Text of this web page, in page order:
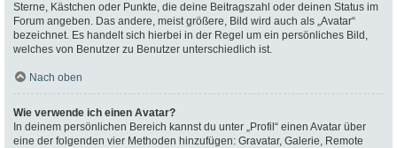
Sterne, Kästchen oder Punkte, die deine Beitragszahl oder deinen Status im
Forum angeben. Das andere, meist größere, Bild wird auch als „Avatar“
bezeichnet. Es handelt sich hierbei in der Regel um ein persönliches Bild,
welches von Benutzer zu Benutzer unterschiedlich ist.
Nach oben
Wie verwende ich einen Avatar?
In deinem persönlichen Bereich kannst du unter „Profil“ einen Avatar über
eine der folgenden vier Methoden hinzufügen: Gravatar, Galerie, Remote